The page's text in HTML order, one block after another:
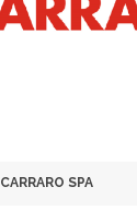
CARRARO SPA